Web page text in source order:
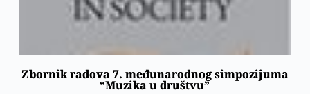
Zbornik radova 7. međunarodnog simpozijuma
“Muzika u društvu”